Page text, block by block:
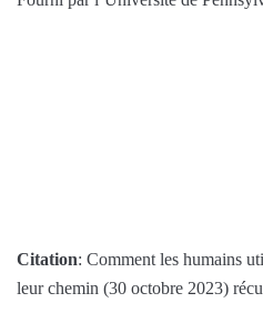
Citation: Comment les humains
leur chemin (30 octobre 2023)